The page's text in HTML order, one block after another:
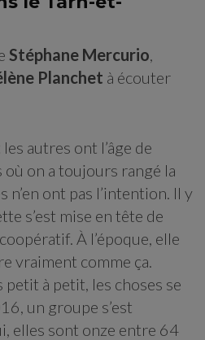
Stéphane Mercurio
Planchet à écouter
autres ont l’âge de
où on a toujours rangé la
n’en ont pas l’intention. Il y
s’est mise en tête de
À l’époque, elle
vraiment comme ça.
petit à petit, les choses se
un groupe s’est
elles sont onze entre 64